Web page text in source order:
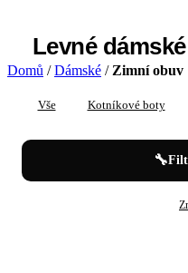
Levné
Domů / Dámské / Zimní obuv
Vše Kotníkové boty
🔧